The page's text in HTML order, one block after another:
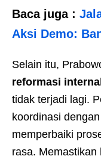
Baca juga :
Aksi Demo:
Selain itu,
reformasi
tidak terjadi lagi.
koordinasi
memperbaiki
rasa.